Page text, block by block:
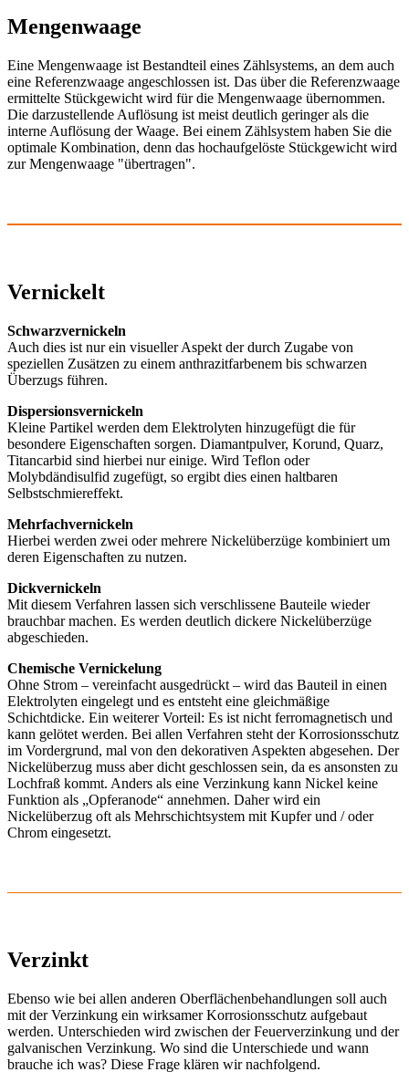
Mengenwaage
Eine Mengenwaage ist Bestandteil eines Zählsystems, an dem auch
eine Referenzwaage angeschlossen ist. Das über die Referenzwaage
ermittelte Stückgewicht wird für die Mengenwaage übernommen.
Die darzustellende Auflösung ist meist deutlich geringer als die
interne Auflösung der Waage. Bei einem Zählsystem haben Sie die
optimale Kombination, denn das hochaufgelöste Stückgewicht wird
zur Mengenwaage "übertragen".
Vernickelt
Schwarzvernickeln
Auch dies ist nur ein visueller Aspekt der durch Zugabe von
speziellen Zusätzen zu einem anthrazitfarbenem bis schwarzen
Überzugs führen.
Dispersionsvernickeln
Kleine Partikel werden dem Elektrolyten hinzugefügt die für
besondere Eigenschaften sorgen. Diamantpulver, Korund, Quarz,
Titancarbid sind hierbei nur einige. Wird Teflon oder
Molybdändisulfid zugefügt, so ergibt dies einen haltbaren
Selbstschmiereffekt.
Mehrfachvernickeln
Hierbei werden zwei oder mehrere Nickelüberzüge kombiniert um
deren Eigenschaften zu nutzen.
Dickvernickeln
Mit diesem Verfahren lassen sich verschlissene Bauteile wieder
brauchbar machen. Es werden deutlich dickere Nickelüberzüge
abgeschieden.
Chemische Vernickelung
Ohne Strom – vereinfacht ausgedrückt – wird das Bauteil in einen
Elektrolyten eingelegt und es entsteht eine gleichmäßige
Schichtdicke. Ein weiterer Vorteil: Es ist nicht ferromagnetisch und
kann gelötet werden. Bei allen Verfahren steht der Korrosionsschutz
im Vordergrund, mal von den dekorativen Aspekten abgesehen. Der
Nickelüberzug muss aber dicht geschlossen sein, da es ansonsten zu
Lochfraß kommt. Anders als eine Verzinkung kann Nickel keine
Funktion als „Opferanode“ annehmen. Daher wird ein
Nickelüberzug oft als Mehrschichtsystem mit Kupfer und / oder
Chrom eingesetzt.
Verzinkt
Ebenso wie bei allen anderen Oberflächenbehandlungen soll auch
mit der Verzinkung ein wirksamer Korrosionsschutz aufgebaut
werden. Unterschieden wird zwischen der Feuerverzinkung und der
galvanischen Verzinkung. Wo sind die Unterschiede und wann
brauche ich was? Diese Frage klären wir nachfolgend.